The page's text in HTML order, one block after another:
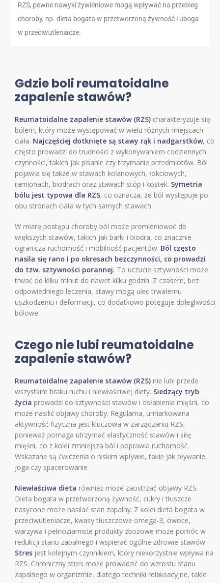
RZS, pewne nawyki żywieniowe mogą wpływać na przebieg
choroby, np. dieta bogata w przetworzoną żywność i uboga
w przeciwutleniacze.
Gdzie boli reumatoidalne
zapalenie stawów?
Reumatoidalne zapalenie stawów (RZS) charakteryzuje się
bólem, który może występować w wielu różnych miejscach
ciała. Najczęściej dotknięte są stawy rąk i nadgarstków, co
często prowadzi do trudności z wykonywaniem codziennych
czynności, takich jak pisanie czy trzymanie przedmiotów. Ból
pojawia się także w stawach kolanowych, łokciowych,
ramionach, biodrach oraz stawach stóp i kostek. Symetria
bólu jest typowa dla RZS, co oznacza, że ból występuje po
obu stronach ciała w tych samych stawach.
W miarę postępu choroby ból może promieniować do
większych stawów, takich jak barki i biodra, co znacznie
ogranicza ruchomość i mobilność pacjentów. Ból często
nasila się rano i po okresach bezczynności, co prowadzi
do tzw. sztywności porannej. To uczucie sztywności może
trwać od kilku minut do nawet kilku godzin. Z czasem, bez
odpowiedniego leczenia, stawy mogą ulec trwałemu
uszkodzeniu i deformacji, co dodatkowo potęguje dolegliwości
bólowe.
Czego nie lubi reumatoidalne
zapalenie stawów?
Reumatoidalne zapalenie stawów (RZS) nie lubi przede
wszystkim braku ruchu i niewłaściwej diety. Siedzący tryb
życia prowadzi do sztywności stawów i osłabienia mięśni, co
może nasilić objawy choroby. Regularna, umiarkowana
aktywność fizyczna jest kluczowa w zarządzaniu RZS,
ponieważ pomaga utrzymać elastyczność stawów i siłę
mięśni, co z kolei zmniejsza ból i poprawia ruchomość.
Wskazane są ćwiczenia o niskim wpływie, takie jak pływanie,
joga czy spacerowanie.
Niewłaściwa dieta również może zaostrzać objawy RZS.
Dieta bogata w przetworzoną żywność, cukry i tłuszcze
nasycone może nasilać stan zapalny. Z kolei dieta bogata w
przeciwutleniacze, kwasy tłuszczowe omega-3, owoce,
warzywa i pełnoziarniste produkty zbożowe może pomóc w
redukcji stanu zapalnego i wspierać ogólne zdrowie stawów.
Stres jest kolejnym czynnikiem, który niekorzystnie wpływa na
RZS. Chroniczny stres może prowadzić do wzrostu stanu
zapalnego w organizmie, dlatego techniki relaksacyjne, takie